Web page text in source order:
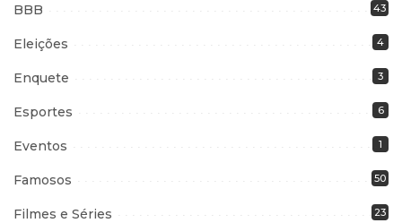
BBB 43
Eleições 4
Enquete 3
Esportes 6
Eventos 1
Famosos 50
Filmes e Séries 23